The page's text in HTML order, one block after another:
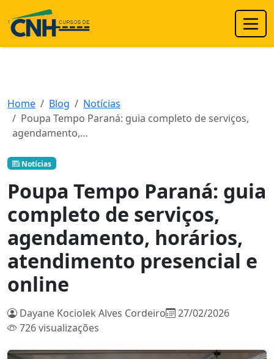
Home Blog
Notícias
Poupa Tempo Paraná: guia completo de serviços,
agendamento,…
Notícias
Poupa Tempo Paraná: guia
completo de serviços,
agendamento, horários,
atendimento presencial e
online
Dayane Kociolek Alves Cordeiro
27/02/2026
726 visualizações